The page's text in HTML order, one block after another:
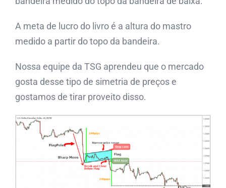
A meta de lucro do livro é a altura do mastro
medido a partir do topo da bandeira.
Nossa equipe da TSG aprendeu que o mercado
gosta desse tipo de simetria de preços e
gostamos de tirar proveito disso.